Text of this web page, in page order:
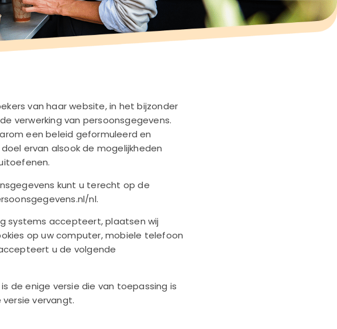
van haar website, in het bijzonder
verwerking van persoonsgegevens.
een beleid geformuleerd en
ervan alsook de mogelijkheden
kunt u terecht op de
nl.
systems accepteert, plaatsen wij
op uw computer, mobiele telefoon
u de volgende
de enige versie die van toepassing is
vervangt.